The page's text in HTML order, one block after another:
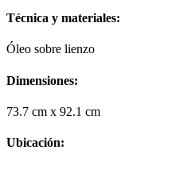
Técnica y materiales:
Óleo sobre lienzo
Dimensiones:
73.7 cm x 92.1 cm
Ubicación: